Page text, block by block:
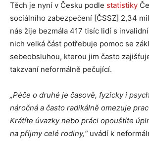
Těch je nyní v Česku podle statistiky
sociálního zabezpečení [ČSSZ] 2,34
nás žije bezmála 417 tisíc lidí s
nich velká část potřebuje pomoc se
sebeobsluhou, kterou jim často
takzvaní neformálně pečující.
„Péče o druhé je časově, fyzicky i
náročná a často radikálně omezuje
Krátíte úvazky nebo práci opouštíte
na příjmy celé rodiny,“uvádí k